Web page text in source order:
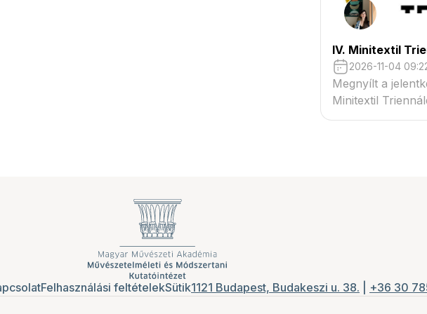
IV. Minitextil
2026-11-04
Megnyílt a
Minitextil
Felhasználási feltételekSütik1121 Budapest, Budakeszi u. 38. +36 30